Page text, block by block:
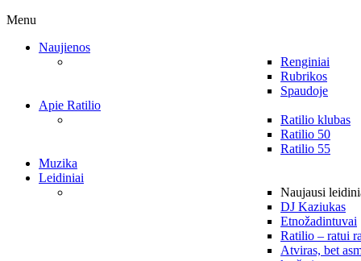
Menu
Naujienos
Renginiai
Rubrikos
Spaudoje
Apie Ratilio
Ratilio klubas
Ratilio 50
Ratilio 55
Muzika
Leidiniai
Naujausi
DJ Kaziukas
Etnožadintuvai
Ratilio – ratui
Atviras, bet